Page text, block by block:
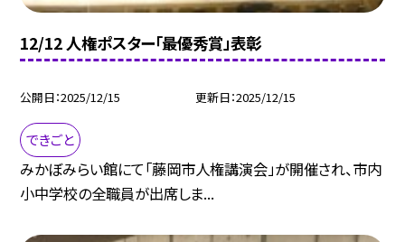
12/12 人権ポスター「最優秀賞」表彰
公開日 2025/12/15 更新日 2025/12/15
できごと
みかぼみらい館にて「藤岡市人権講演会」が開催され、市内
小中学校の全職員が出席しま...